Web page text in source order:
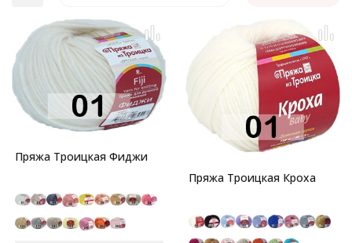
Пряжа Троицкая Фиджи
Пряжа Троицкая Кроха